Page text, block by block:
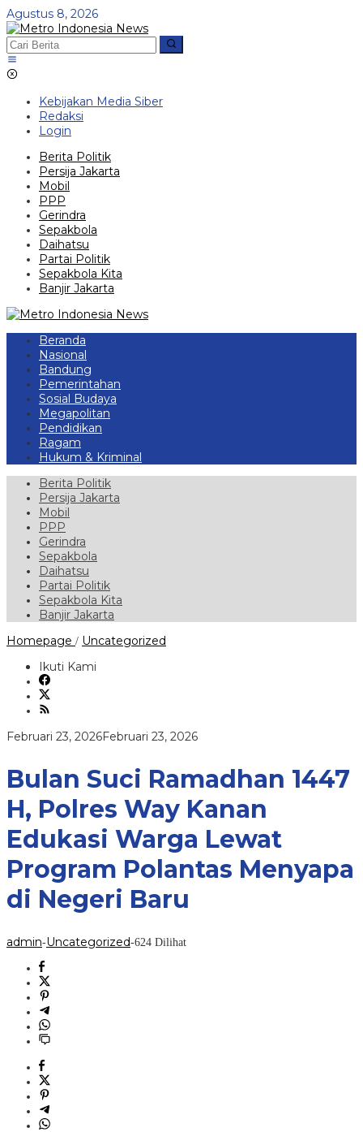
Lewati
ke
konten
Agustus 8, 2026
Kebijakan Media Siber
Redaksi
Login
Berita Politik
Persija Jakarta
Mobil
PPP
Gerindra
Sepakbola
Daihatsu
Partai Politik
Sepakbola Kita
Banjir Jakarta
Beranda
Nasional
Bandung
Pemerintahan
Sosial Budaya
Megapolitan
Pendidikan
Ragam
Hukum & Kriminal
Berita Politik
Persija Jakarta
Mobil
PPP
Gerindra
Sepakbola
Daihatsu
Partai Politik
Sepakbola Kita
Banjir Jakarta
Homepage / Uncategorized
Kanan
Edukasi
Program
Menyapa
di
Negeri
Baru
Ikuti Kami
Februari 23, 2026Februari 23, 2026oleh
Bulan Suci Ramadhan 1447
H, Polres Way Kanan
Edukasi Warga Lewat
Program Polantas Menyapa
di Negeri Baru
admin-Uncategorized-624 Dilihat